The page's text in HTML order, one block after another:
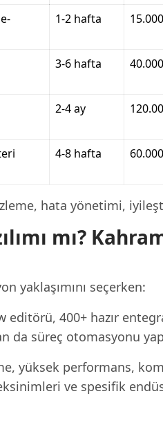
1-2 hafta
3-6 hafta
2-4 ay
4-8 hafta
hata yönetimi,
mı?
yaklaşımını seçerken:
400+ hazır
da süreç otomasyonu
yüksek performans,
ve spesifik